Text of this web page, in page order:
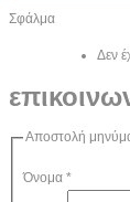
Σφάλμα
Δεν
Αποστολή
Όνομα *